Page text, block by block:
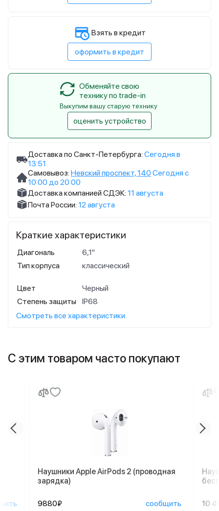
Доставка по Санкт-Петербурга: Сегодня в
13:51
Самовывоз: Невский проспект, 140 Сегодня с
10:00 до 20:00
Доставка компанией СДЭК: 11 августа
Почта России: 12 августа
Краткие характеристики
Диагональ
6,1"
Тип корпуса
классический
Цвет
Черный
Степень защиты
IP68
Смотреть все характеристики
Взять в кредит
оформить в кредит
Обменяйте свою
технику по trade-in
Выкупим вашу старую технику
оценить устройство
С этим товаром часто покупают
Наушники Apple AirPods 2 (проводная
зарядка)
9880₽ сообщить 10